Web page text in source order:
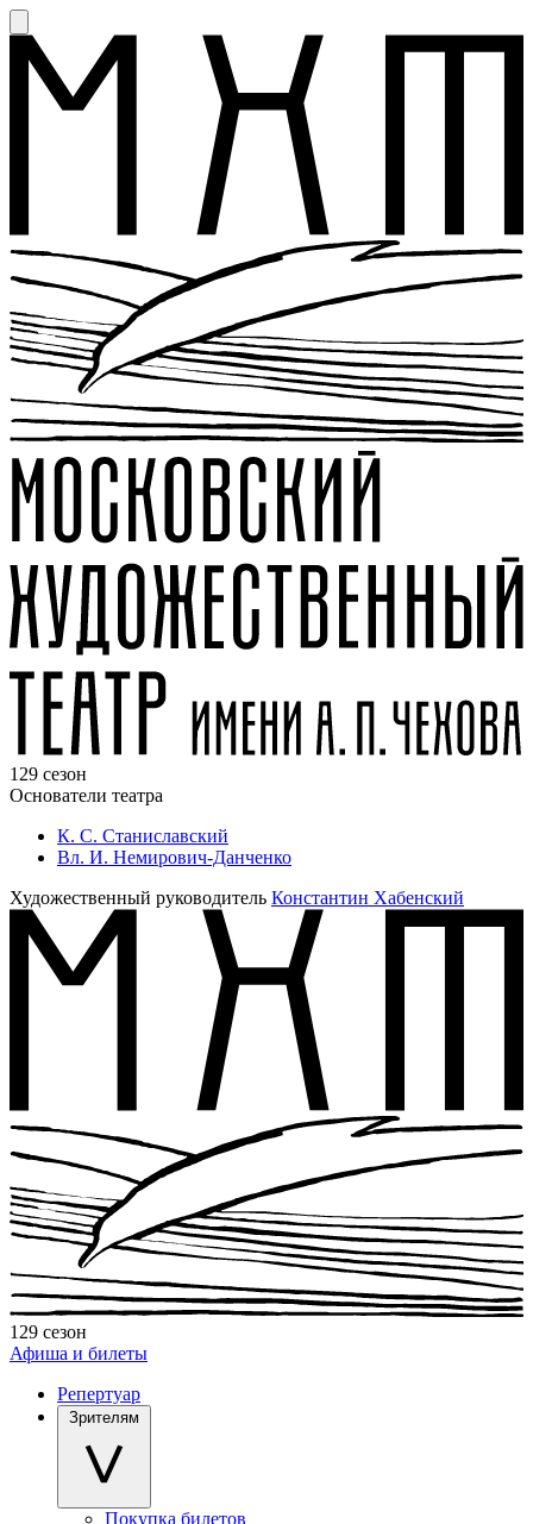
129 сезон
Основатели театра
К. С. Станиславский
Вл. И. Немирович-Данченко
Художественный руководитель Константин Хабенский
129 сезон
Афиша и билеты
Репертуар
Зрителям
Покупка билетов